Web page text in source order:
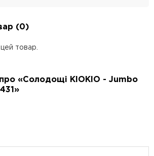
(0)
товар.
«Солодощі KIOKIO - Jumbo